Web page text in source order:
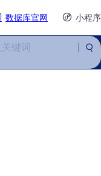
数据库官网 小程序
键词